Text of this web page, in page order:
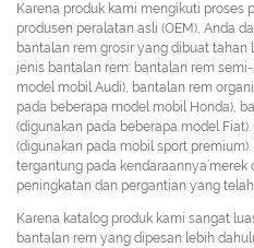
Karena produk kami mengikuti proses
produsen peralatan asli (OEM), Anda
bantalan rem grosir yang dibuat tahan
jenis bantalan rem: bantalan rem
model mobil Audi), bantalan rem
pada beberapa model mobil Honda),
(digunakan pada beberapa model
(digunakan pada mobil sport
tergantung pada kendaraannya’merek
peningkatan dan pergantian yang
Karena katalog produk kami sangat
bantalan rem yang dipesan lebih